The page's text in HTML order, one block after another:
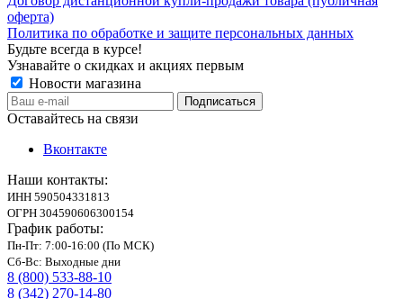
оферта)
Политика по обработке и защите персональных данных
Будьте всегда в курсе!
Узнавайте о скидках и акциях первым
Новости магазина
Оставайтесь на связи
Вконтакте
Наши контакты:
ИНН 590504331813
ОГРН 304590606300154
График работы:
Пн-Пт: 7:00-16:00 (По МСК)
Сб-Вс: Выходные дни
8 (800) 533-88-10
8 (342) 270-14-80